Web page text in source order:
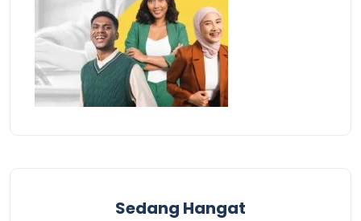
Sedang Hangat